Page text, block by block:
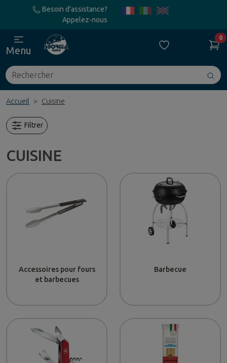
Besoin d'assistance?
Appelez-nous
Rechercher
0
Menu
Accueil Cuisine
Filtrer
CUISINE
Accessoires pour fours
et barbecues
Barbecue